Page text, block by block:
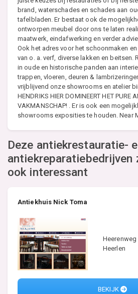
brand, waterschades en schades aan
tafelbladen. Er bestaat ook de
ontworpen meubel door ons te laten
maatwerk, eindafwerking en verder
Ook het adres voor het schoonmaken
van o. a. verf, diverse lakken en beitsen.
in oude en historische panden aan
trappen, vloeren, deuren &
vrijblijvend onze showrooms en atelier
HENDRIKS HIER DOMINEERT HET PURE
VAKMANSCHAP! . Er is ook een
showrooms exposities te houden. Near
Deze antiekrestauratie-
antiekreparatiebedrijven
ook interessant
Antiekhuis Nick Toma
Heerenweg
Heerlen
BEKIJK